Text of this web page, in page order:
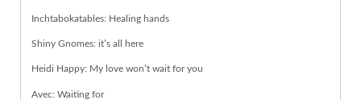
Inchtabokatables: Healing hands
Shiny Gnomes: it’s all here
Heidi Happy: My love won’t wait for you
Avec: Waiting for